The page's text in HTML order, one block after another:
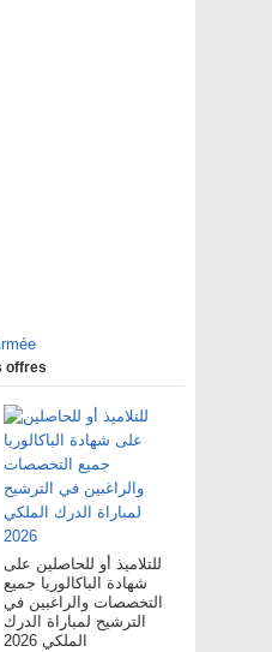
offres
للتلاميذ أو للحاصلين على
شهادة الباكالوريا جميع
التخصصات والراغبين في
الترشيح لمباراة الدرك
الملكي 2026